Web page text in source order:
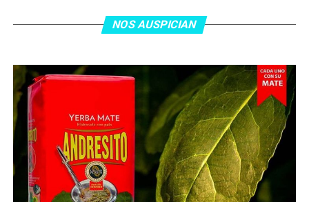
minutos, tras un tiro libre donde volvió a responder mal
Fuente:
NOS AUSPICIAN